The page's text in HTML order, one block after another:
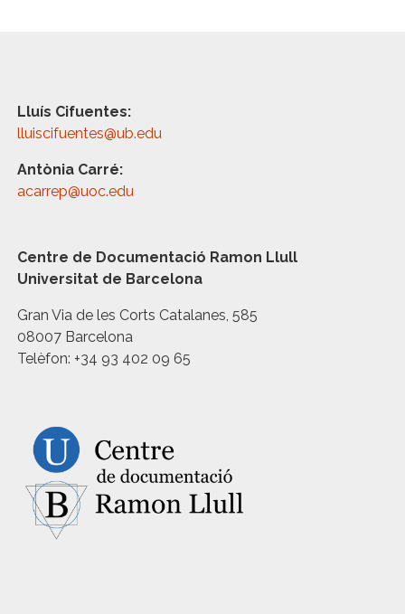
Lluís Cifuentes:
lluiscifuentes@ub.edu
Antònia Carré:
acarrep@uoc.edu
Centre de Documentació Ramon Llull
Universitat de Barcelona
Gran Via de les Corts Catalanes, 585
08007 Barcelona
Telèfon: +34 93 402 09 65